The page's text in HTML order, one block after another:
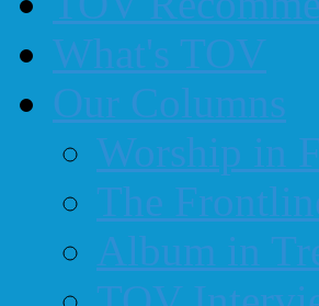
What's TOV
Our Columns
Worship in
The
Album in